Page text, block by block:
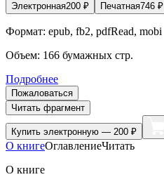
Электронная200 ₽ Печатная746 ₽
Формат: epub, fb2, pdfRead, mobi
Объем: 166 бумажных стр.
Подробнее
Пожаловаться
Читать фрагмент
Купить электронную — 200 ₽
О книгеОглавлениеЧитать
О книге